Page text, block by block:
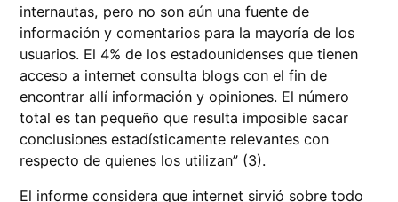
internautas, pero no son aún una fuente de
información y comentarios para la mayoría de los
usuarios. El 4% de los estadounidenses que tienen
acceso a internet consulta blogs con el fin de
encontrar allí información y opiniones. El número
total es tan pequeño que resulta imposible sacar
conclusiones estadísticamente relevantes con
respecto de quienes los utilizan” (3).
El informe considera que internet sirvió sobre todo